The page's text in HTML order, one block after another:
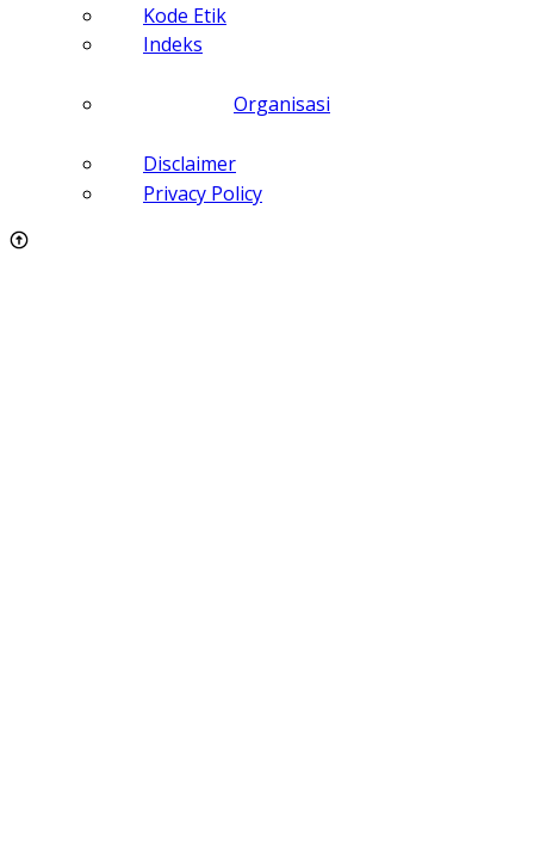
Kode Etik
Indeks
Organisasi
Disclaimer
Privacy Policy